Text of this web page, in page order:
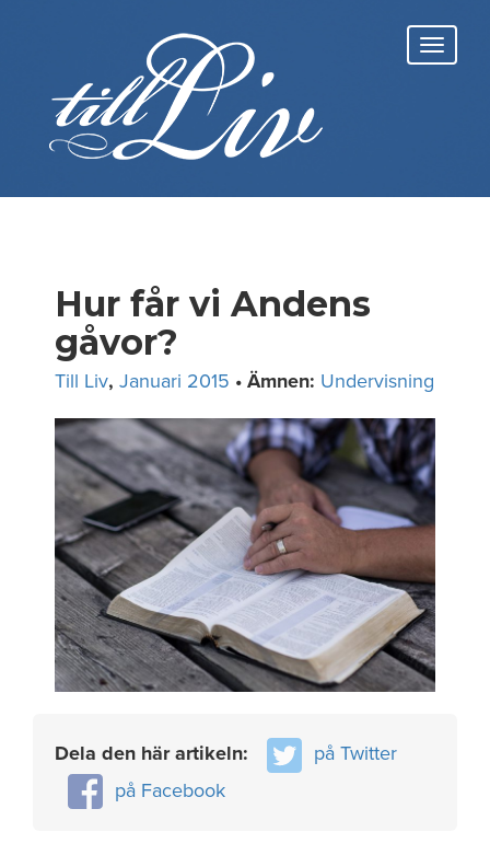
Hur får vi Andens
gåvor?
Till Liv, Januari 2015 • Ämnen: Undervisning
Dela den här artikeln:
på Twitter
på Facebook